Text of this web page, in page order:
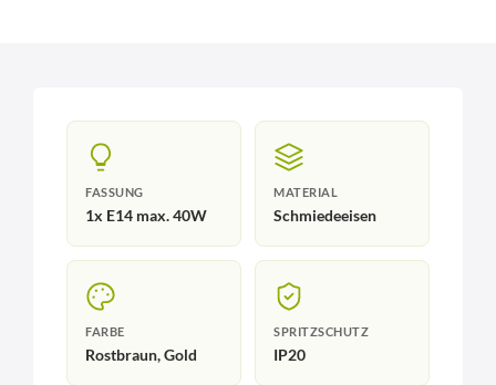
FASSUNG
1x E14 max. 40W
MATERIAL
Schmiedeeisen
FARBE
Rostbraun, Gold
SPRITZSCHUTZ
IP20